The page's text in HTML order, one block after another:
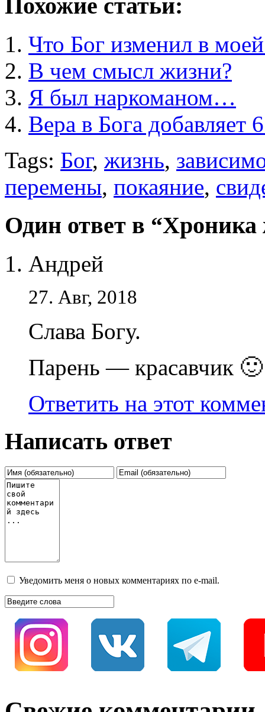
Похожие статьи:
Что Бог изменил в
В чем смысл жизни?
Я был наркоманом…
Вера в Бога добавляет
Tags: Бог, жизнь,
перемены, покаяние,
Один ответ в “Хроника
Андрей
27. Авг, 2018
Слава Богу.
Парень — красавчик
Ответить на этот
Написать ответ
Уведомить меня о новых комментариях по e-mail.